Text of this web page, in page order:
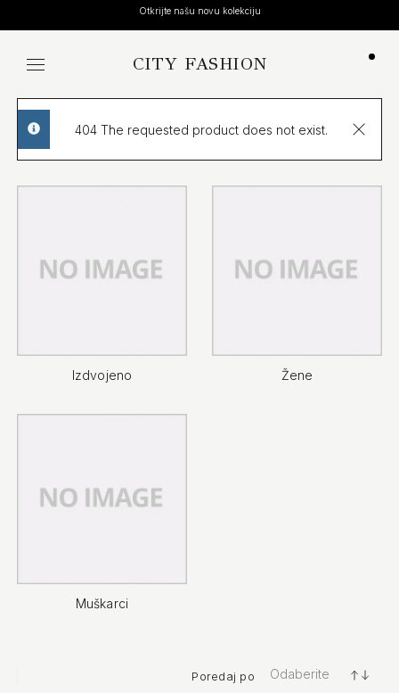
Otkrijte našu novu kolekciju
CITY FASHION
info
404 The requested product does not exist.
Izdvojeno Žene
Muškarci
Poredaj po Odaberite
+/-